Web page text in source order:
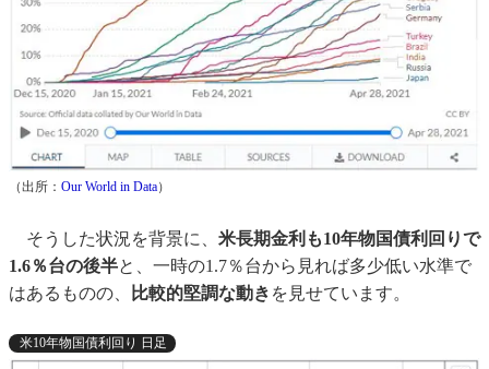
（出所： Our World in Data）
そうした状況を背景に、 米長期金利も10年物国債利回りで
1.6％台の後半と、一時の1.7％台から見れば多少低い水準で
はあるものの、
比較的堅調な動き を見せています。
米10年物国債利回り 日足